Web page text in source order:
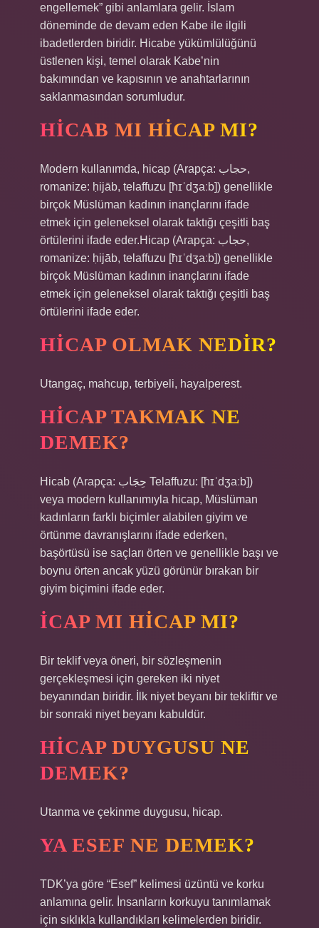
engellemek” gibi anlamlara gelir. İslam
döneminde de devam eden Kabe ile ilgili
ibadetlerden biridir. Hicabe yükümlülüğünü
üstlenen kişi, temel olarak Kabe’nin
bakımından ve kapısının ve anahtarlarının
saklanmasından sorumludur.
HICAB MI HICAP MI?
Modern kullanımda, hicap (Arapça: حجاب‎,
romanize: ḥijāb, telaffuzu [ħɪˈdʒaːb]) genellikle
birçok Müslüman kadının inançlarını ifade
etmek için geleneksel olarak taktığı çeşitli baş
örtülerini ifade eder.Hicap (Arapça: حجاب‎,
romanize: ḥijāb, telaffuzu [ħɪˈdʒaːb]) genellikle
birçok Müslüman kadının inançlarını ifade
etmek için geleneksel olarak taktığı çeşitli baş
örtülerini ifade eder.
HICAP OLMAK NEDIR?
Utangaç, mahcup, terbiyeli, hayalperest.
HICAP TAKMAK NE
DEMEK?
Hicab (Arapça: حِجَاب ​​​​​​​​Telaffuzu: [ħɪˈdʒaːb])
veya modern kullanımıyla hicap, Müslüman
kadınların farklı biçimler alabilen giyim ve
örtünme davranışlarını ifade ederken,
başörtüsü ise saçları örten ve genellikle başı ve
boynu örten ancak yüzü görünür bırakan bir
giyim biçimini ifade eder.
İCAP MI HICAP MI?
Bir teklif veya öneri, bir sözleşmenin
gerçekleşmesi için gereken iki niyet
beyanından biridir. İlk niyet beyanı bir tekliftir ve
bir sonraki niyet beyanı kabuldür.
HICAP DUYGUSU NE
DEMEK?
Utanma ve çekinme duygusu, hicap.
YA ESEF NE DEMEK?
TDK’ya göre “Esef” kelimesi üzüntü ve korku
anlamına gelir. İnsanların korkuyu tanımlamak
için sıklıkla kullandıkları kelimelerden biridir.